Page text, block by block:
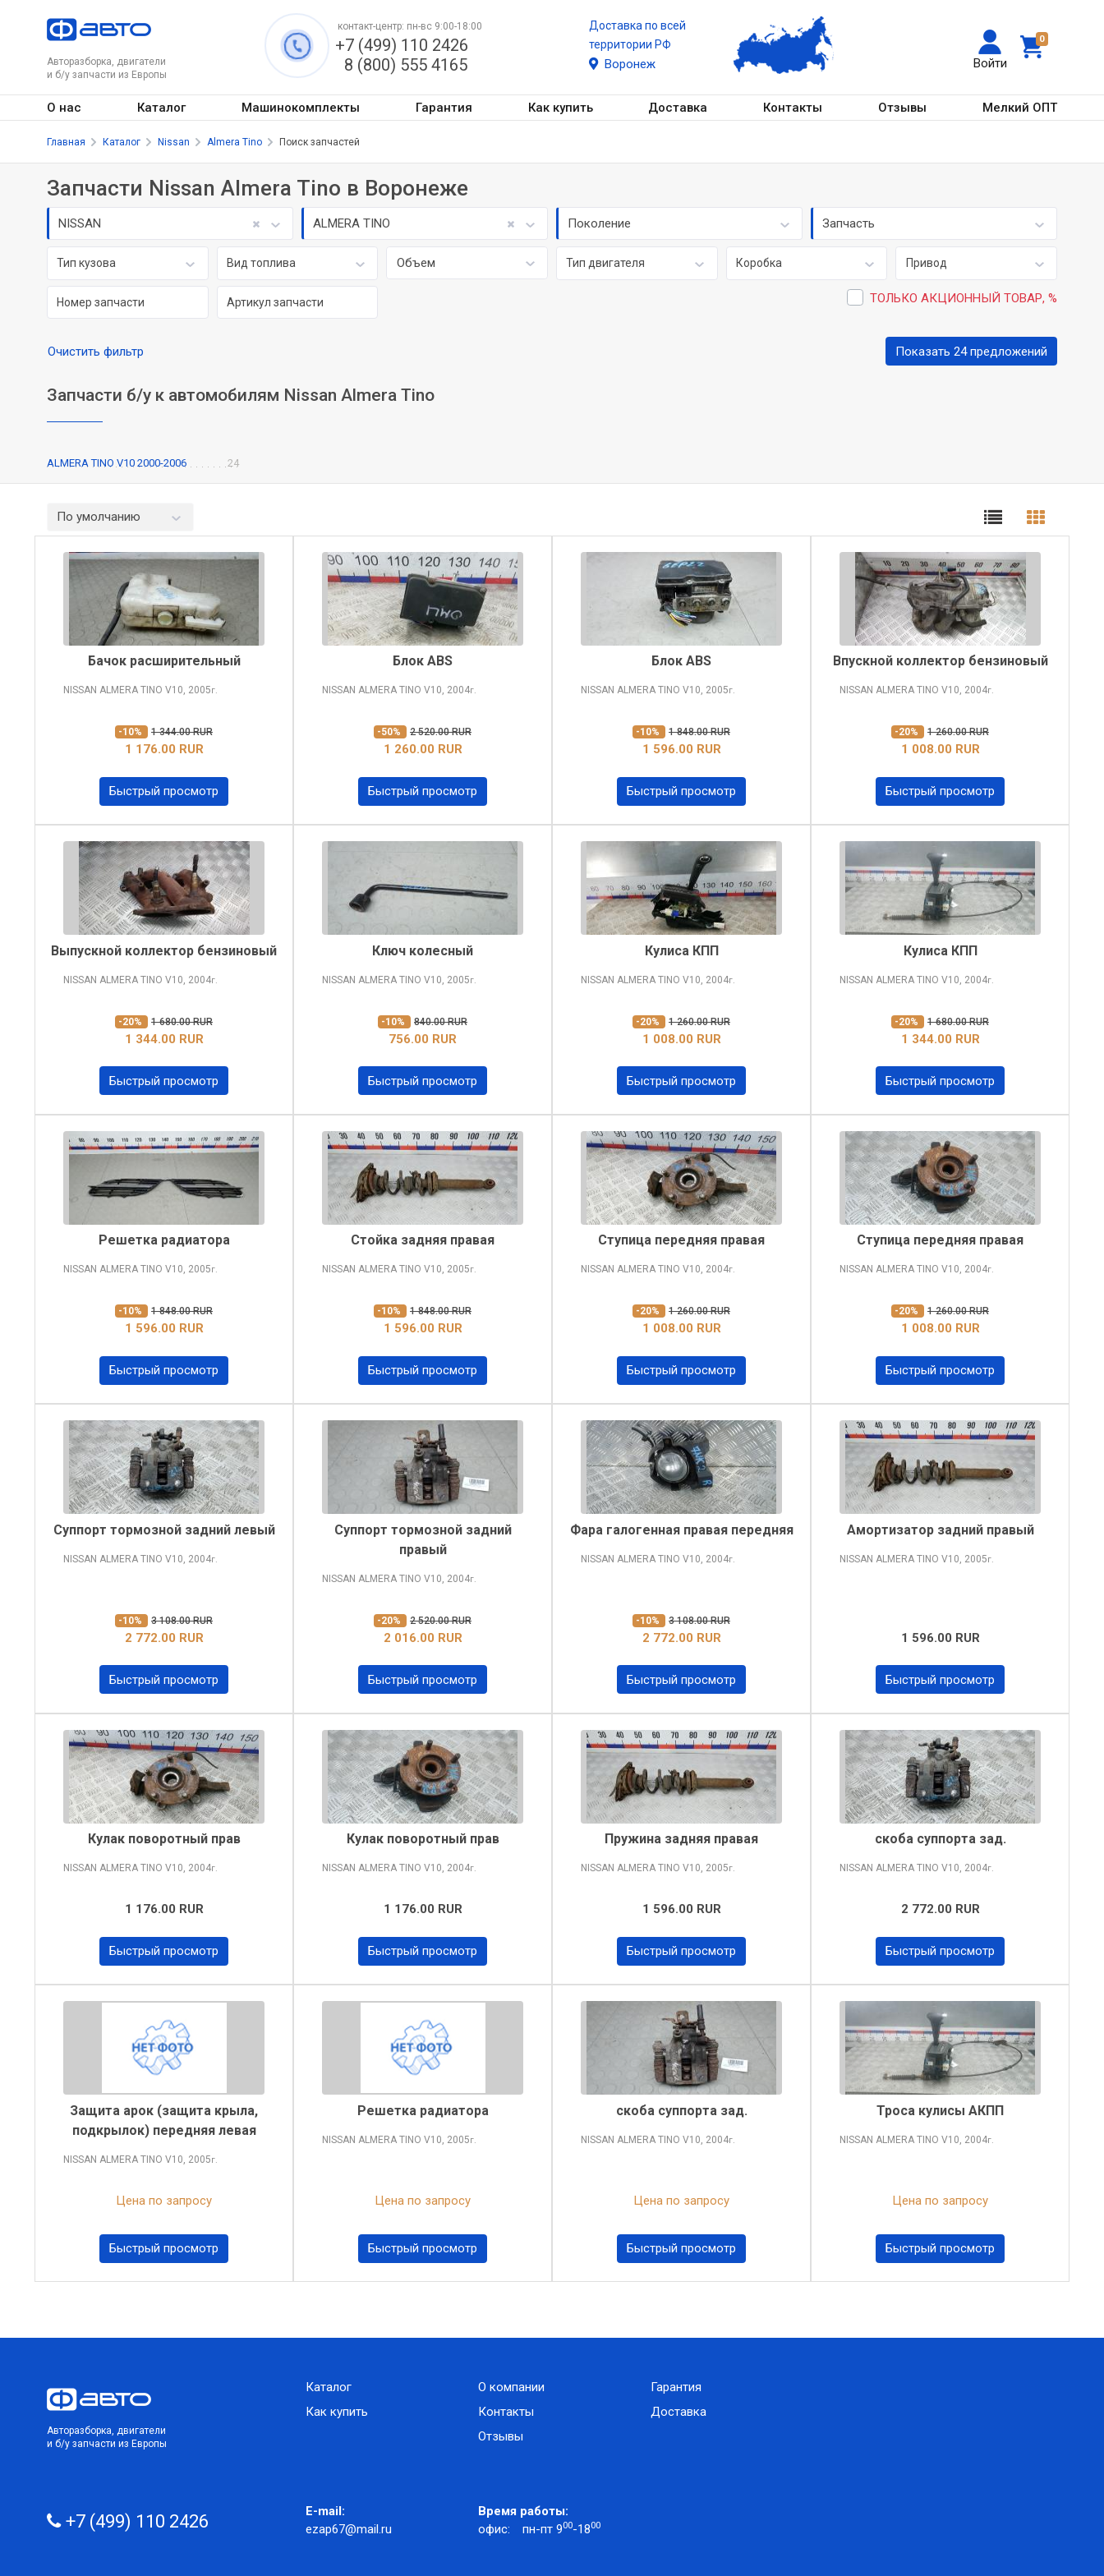
Авторазборка, двигатели
и б/у запчасти из Европы
0
Войти
контакт-центр: пн-вс 9:00-18:00
+7 (499) 110 2426
8 (800) 555 4165
Доставка по всей
территории РФ
Воронеж
О нас Каталог Машинокомплекты Гарантия Как купить Доставка Контакты Отзывы Мелкий ОПТ
Главная Каталог Nissan Almera Tino Поиск запчастей
Запчасти Nissan Almera Tino в Воронеже
NISSAN ALMERA TINO Поколение Запчасть
Тип кузова Вид топлива Объем Тип двигателя Коробка Привод
ТОЛЬКО АКЦИОННЫЙ ТОВАР, %
Очистить фильтр Показать 24 предложений
Запчасти б/у к автомобилям Nissan Almera Tino
ALMERA TINO V10 2000-2006 24
По умолчанию
Бачок расширительный
NISSAN ALMERA TINO V10, 2005г.
-10% 1 344.00 RUR
1 176.00 RUR
Быстрый просмотр
Блок ABS
NISSAN ALMERA TINO V10, 2004г.
-50% 2 520.00 RUR
1 260.00 RUR
Быстрый просмотр
Блок ABS
NISSAN ALMERA TINO V10, 2005г.
-10% 1 848.00 RUR
1 596.00 RUR
Быстрый просмотр
Впускной коллектор бензиновый
NISSAN ALMERA TINO V10, 2004г.
-20% 1 260.00 RUR
1 008.00 RUR
Быстрый просмотр
Выпускной коллектор бензиновый
NISSAN ALMERA TINO V10, 2004г.
-20% 1 680.00 RUR
1 344.00 RUR
Быстрый просмотр
Ключ колесный
NISSAN ALMERA TINO V10, 2005г.
-10% 840.00 RUR
756.00 RUR
Быстрый просмотр
Кулиса КПП
NISSAN ALMERA TINO V10, 2004г.
-20% 1 260.00 RUR
1 008.00 RUR
Быстрый просмотр
Кулиса КПП
NISSAN ALMERA TINO V10, 2004г.
-20% 1 680.00 RUR
1 344.00 RUR
Быстрый просмотр
Решетка радиатора
NISSAN ALMERA TINO V10, 2005г.
-10% 1 848.00 RUR
1 596.00 RUR
Быстрый просмотр
Стойка задняя правая
NISSAN ALMERA TINO V10, 2005г.
-10% 1 848.00 RUR
1 596.00 RUR
Быстрый просмотр
Ступица передняя правая
NISSAN ALMERA TINO V10, 2004г.
-20% 1 260.00 RUR
1 008.00 RUR
Быстрый просмотр
Ступица передняя правая
NISSAN ALMERA TINO V10, 2004г.
-20% 1 260.00 RUR
1 008.00 RUR
Быстрый просмотр
Суппорт тормозной задний левый
NISSAN ALMERA TINO V10, 2004г.
-10% 3 108.00 RUR
2 772.00 RUR
Быстрый просмотр
Суппорт тормозной задний
правый
NISSAN ALMERA TINO V10, 2004г.
-20% 2 520.00 RUR
2 016.00 RUR
Быстрый просмотр
Фара галогенная правая передняя
NISSAN ALMERA TINO V10, 2004г.
-10% 3 108.00 RUR
2 772.00 RUR
Быстрый просмотр
Амортизатор задний правый
NISSAN ALMERA TINO V10, 2005г.
1 596.00 RUR
Быстрый просмотр
Кулак поворотный прав
NISSAN ALMERA TINO V10, 2004г.
1 176.00 RUR
Быстрый просмотр
Кулак поворотный прав
NISSAN ALMERA TINO V10, 2004г.
1 176.00 RUR
Быстрый просмотр
Пружина задняя правая
NISSAN ALMERA TINO V10, 2005г.
1 596.00 RUR
Быстрый просмотр
скоба суппорта зад.
NISSAN ALMERA TINO V10, 2004г.
2 772.00 RUR
Быстрый просмотр
Защита арок (защита крыла,
подкрылок) передняя левая
NISSAN ALMERA TINO V10, 2005г.
Цена по запросу
Быстрый просмотр
Решетка радиатора
NISSAN ALMERA TINO V10, 2005г.
Цена по запросу
Быстрый просмотр
скоба суппорта зад.
NISSAN ALMERA TINO V10, 2004г.
Цена по запросу
Быстрый просмотр
Троса кулисы АКПП
NISSAN ALMERA TINO V10, 2004г.
Цена по запросу
Быстрый просмотр
Авторазборка, двигатели
и б/у запчасти из Европы
Каталог
Как купить
О компании
Контакты
Отзывы
Гарантия
Доставка
+7 (499) 110 2426
E-mail:
ezap67@mail.ru
Время работы:
офис:
пн-пт 900-1800